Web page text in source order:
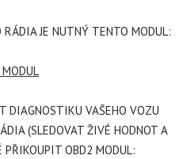
JE NUTNÝ TENTO MODUL:
DIAGNOSTIKU VAŠEHO VOZU
(SLEDOVAT ŽIVÉ HODNOT A
PŘIKOUPIT OBD2 MODUL: